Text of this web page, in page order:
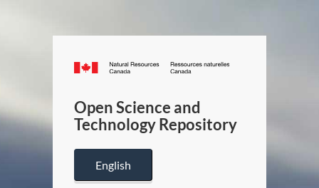
Canada.ca
/
Canada
Open Science and
Technology Repository
English